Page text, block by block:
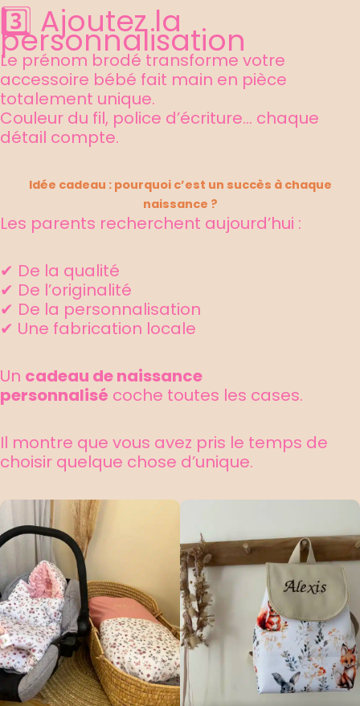
3️⃣ Ajoutez la
personnalisation
Le prénom brodé transforme votre
accessoire bébé fait main en pièce
totalement unique.
Couleur du fil, police d’écriture… chaque
détail compte.
Idée cadeau : pourquoi c’est un succès à chaque
naissance ?
Les parents recherchent aujourd’hui :
✔ De la qualité
✔ De l’originalité
✔ De la personnalisation
✔ Une fabrication locale
Un cadeau de naissance
personnalisé coche toutes les cases.
Il montre que vous avez pris le temps de
choisir quelque chose d’unique.